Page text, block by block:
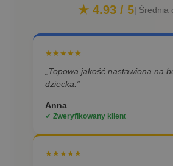
★ 4.93 / 5| Średnia
★★★★★
„Topowa jakość nastawiona na
dziecka.”
Anna
✓ Zweryfikowany klient
★★★★★